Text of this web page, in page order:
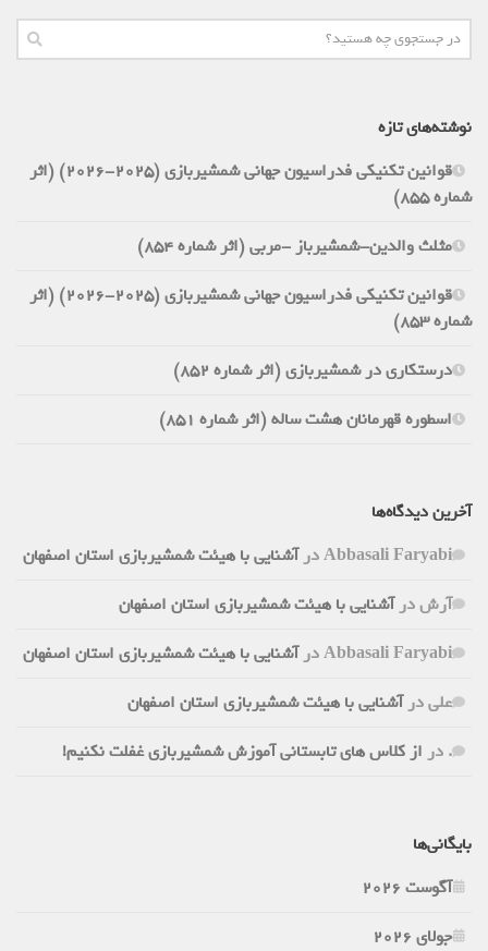
نوشته‌های تازه
قوانین تکنیکی فدراسیون جهانی شمشیربازی (2025-2026) (اثر
شماره 855)
مثلث والدین-شمشیرباز -مربی (اثر شماره 854)
قوانین تکنیکی فدراسیون جهانی شمشیربازی (2025-2026) (اثر
شماره 853)
درستکاری در شمشیربازی (اثر شماره 852)
اسطوره قهرمانان هشت ساله (اثر شماره 851)
آخرین دیدگاه‌ها
Abbasali Faryabiدرآشنایی با هیئت شمشیربازی استان اصفهان
آرشدرآشنایی با هیئت شمشیربازی استان اصفهان
Abbasali Faryabiدرآشنایی با هیئت شمشیربازی استان اصفهان
علیدرآشنایی با هیئت شمشیربازی استان اصفهان
.دراز کلاس های تابستانی آموزش شمشیربازی غفلت نکنیم!
بایگانی‌ها
آگوست 2026
جولای 2026